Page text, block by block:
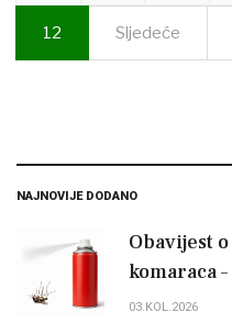
12 Sljedeće
NAJNOVIJE DODANO
Obavijest
komaraca
03.KOL.2026